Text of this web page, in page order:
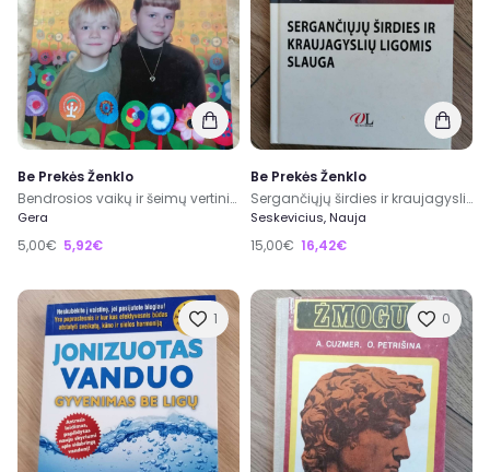
Be Prekės Ženklo
Bendrosios vaikų ir šeimų vertinimo ir pagalbos teikimo priemones
Gera
5,00€ 5,92€
Be Prekės Ženklo
Sergančiųjų širdies ir kraujagyslių ligomis slauga
Seskevicius, Nauja
15,00€ 16,42€
1 0